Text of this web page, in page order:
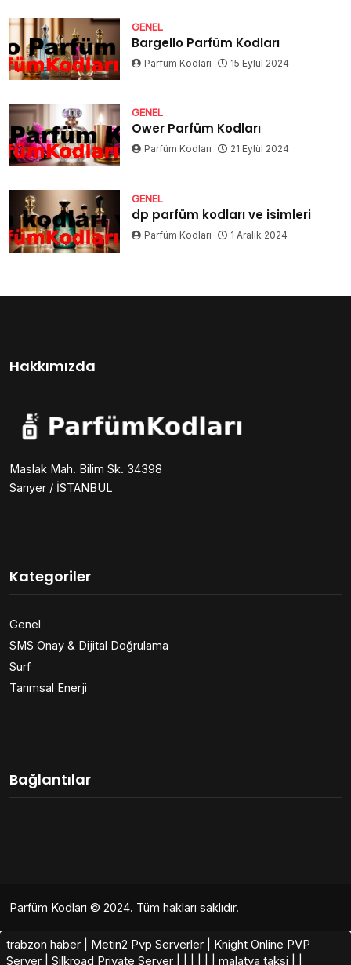
GENEL
Bargello Parfüm Kodları
Parfüm Kodları 15 Eylül 2024
GENEL
Ower Parfüm Kodları
Parfüm Kodları 21 Eylül 2024
GENEL
dp parfüm kodları ve isimleri
Parfüm Kodları 1 Aralık 2024
Hakkımızda
Maslak Mah. Bilim Sk. 34398
Sarıyer / İSTANBUL
Kategoriler
Genel
SMS Onay & Dijital Doğrulama
Surf
Tarımsal Enerji
Bağlantılar
Parfüm Kodları © 2024. Tüm hakları saklıdır.
trabzon haber Metin2 Pvp Serverler
Knight Online PVP
Server
Silkroad Private Server​ malatya taksi